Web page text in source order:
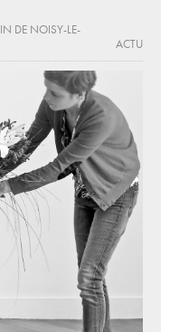
DE NOISY-LE-
ACTU